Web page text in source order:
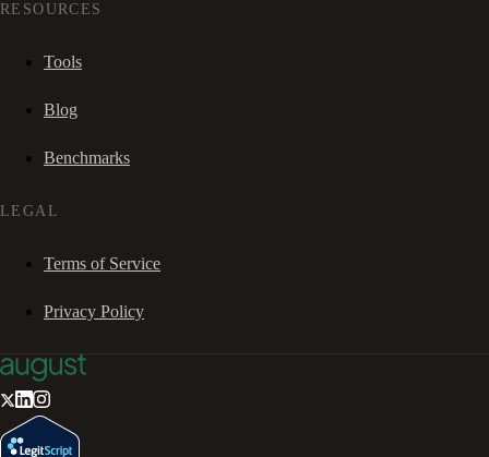
RESOURCES
Tools
Blog
Benchmarks
LEGAL
Terms of Service
Privacy Policy